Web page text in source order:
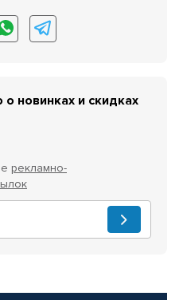
новинках и скидках
рекламно-